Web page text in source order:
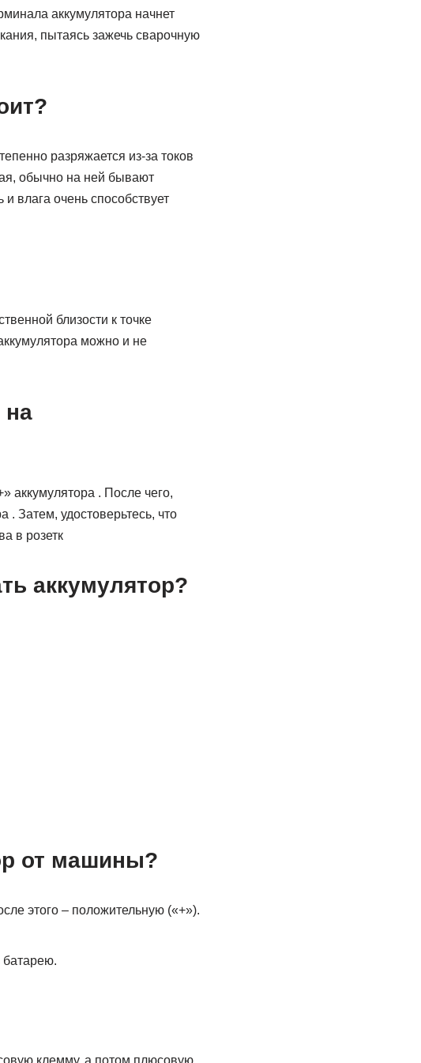
аккумулятора начнет
пытаясь зажечь сварочную
разряжается из-за токов
обычно на ней бывают
влага очень способствует
близости к точке
можно и не
на
аккумулятора . После чего,
. Затем, удостоверьтесь, что
в розетк
аккумулятор?
от машины?
этого – положительную («+»).
батарею.
клемму, а потом плюсовую.